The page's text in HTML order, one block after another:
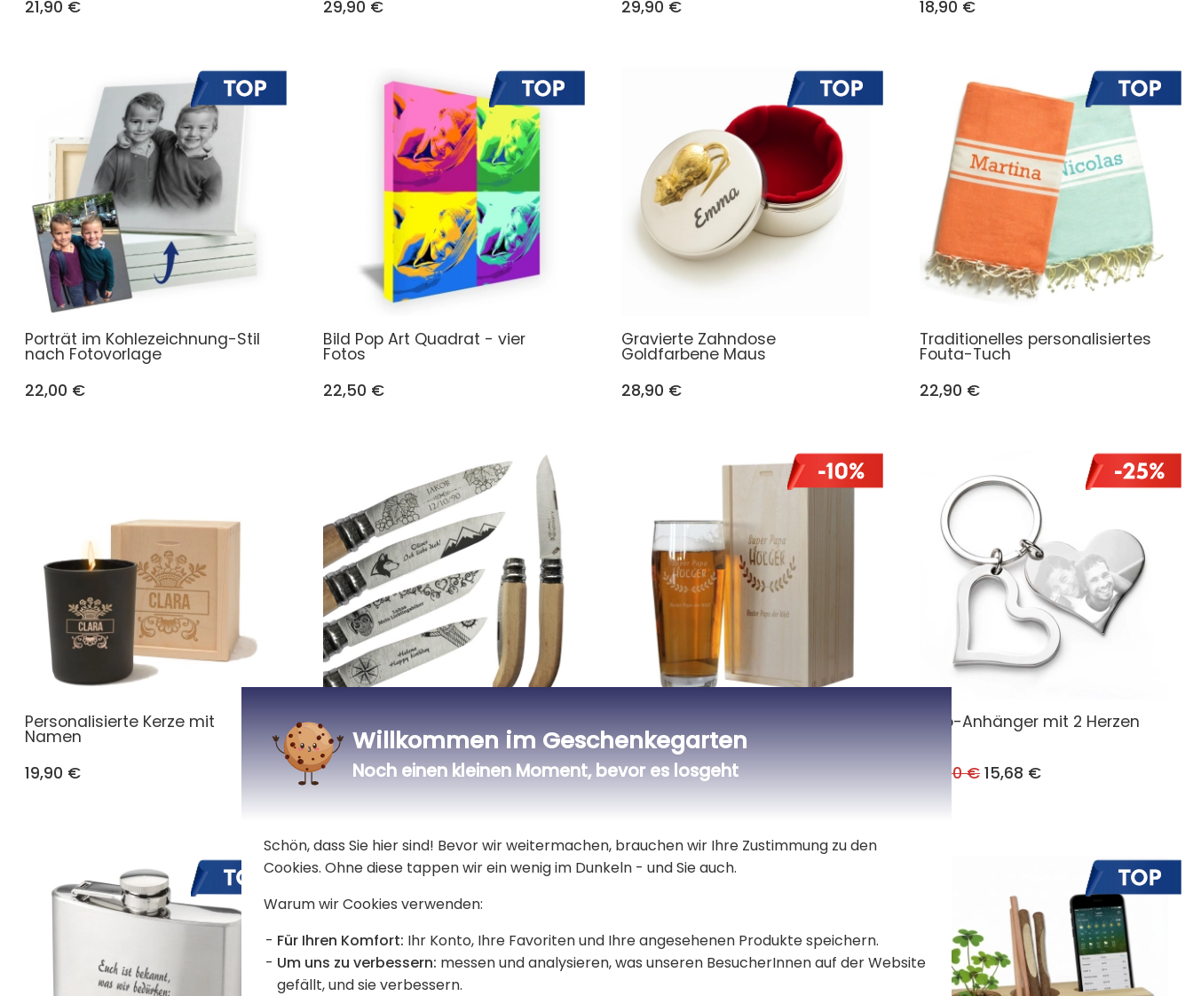
21,90 €
29,90 €
29,90 €
18,90 €
Porträt im Kohlezeichnung-Stil
nach Fotovorlage
22,00 €
Bild Pop Art Quadrat - vier
Fotos
22,50 €
Gravierte Zahndose
Goldfarbene Maus
28,90 €
Traditionelles personalisiertes
Fouta-Tuch
22,90 €
Personalisierte Kerze mit
Namen
19,90 €
Personalisiertes
Taschenmesser aus
Buchenholz mit Motivgravur
19,90 €
15,90 €14,31 €
Foto-Anhänger mit 2 Herzen
20,90 €15,68 €
Willkommen im Geschenkegarten
Noch einen kleinen Moment, bevor es losgeht
Schön, dass Sie hier sind! Bevor wir weitermachen, brauchen wir Ihre Zustimmung zu den
Cookies. Ohne diese tappen wir ein wenig im Dunkeln - und Sie auch.
Warum wir Cookies verwenden:
Für Ihren Komfort: Ihr Konto, Ihre Favoriten und Ihre angesehenen Produkte speichern.
Um uns zu verbessern: messen und analysieren, was unseren BesucherInnen auf der Website
gefällt, und sie verbessern.